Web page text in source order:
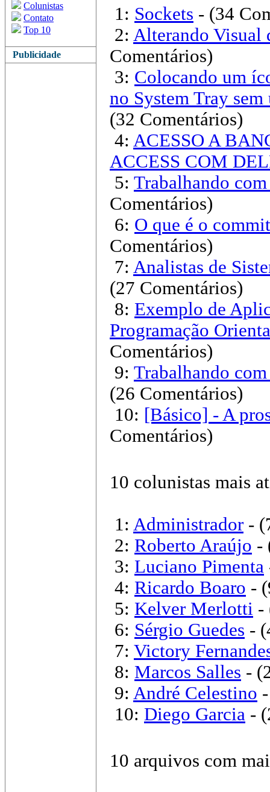
Colunistas
Contato
Top 10
Publicidade
1: Sockets - (34
2: Alterando Visual
Comentários)
3: Colocando um
no System Tray
(32 Comentários)
4: ACESSO A
ACCESS COM
5: Trabalhando
Comentários)
6: O que é o
Comentários)
7: Analistas de
(27 Comentários)
8: Exemplo de
Programação
Comentários)
9: Trabalhando
(26 Comentários)
10: [Básico] - A
Comentários)
10 colunistas mais
1: Administrador -
2: Roberto Araújo -
3: Luciano Pimenta
4: Ricardo Boaro -
5: Kelver Merlotti -
6: Sérgio Guedes -
7: Victory
8: Marcos Salles -
9: André Celestino
10: Diego Garcia -
10 arquivos com